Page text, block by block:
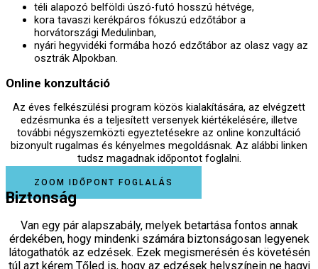
téli alapozó belföldi úszó-futó hosszú hétvége,
kora tavaszi kerékpáros fókuszú edzőtábor a
horvátországi Medulinban,
nyári hegyvidéki formába hozó edzőtábor az olasz vagy az
osztrák Alpokban.
Online konzultáció
Az éves felkészülési program közös kialakítására, az elvégzett
edzésmunka és a teljesített versenyek kiértékelésére, illetve
további négyszemközti egyeztetésekre az online konzultáció
bizonyult rugalmas és kényelmes megoldásnak. Az alábbi linken
tudsz magadnak időpontot foglalni.
ZOOM IDŐPONT FOGLALÁS
Biztonság
Van egy pár alapszabály, melyek betartása fontos annak
érdekében, hogy mindenki számára biztonságosan legyenek
látogathatók az edzések. Ezek megismerésén és követésén
túl azt kérem Tőled is, hogy az edzések helyszínein ne hagyj